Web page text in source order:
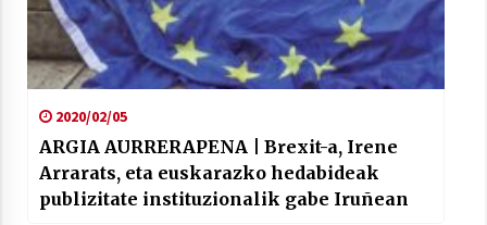
2020/02/05
ARGIA AURRERAPENA | Brexit-a, Irene
Arrarats, eta euskarazko hedabideak
publizitate instituzionalik gabe Iruñean